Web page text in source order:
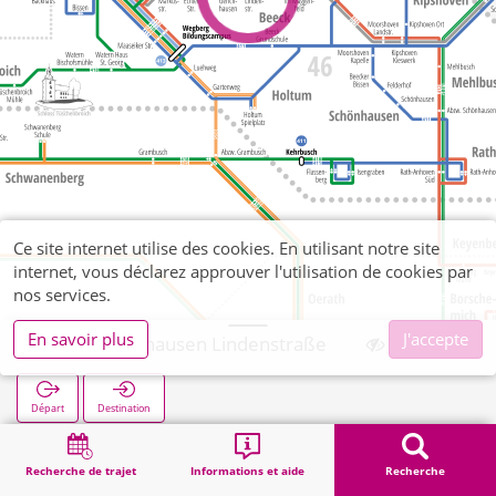
Recherche de trajet Informations et aide Recherche
Kleingerichhausen Lindenstraße
Départ Destination
Démarrage Recherche Kleingerichhausen Lindenstraße
Ce site internet utilise des cookies. En utilisant notre site
internet, vous déclarez approuver l'utilisation de cookies par
nos services.
En savoir plus
J'accepte